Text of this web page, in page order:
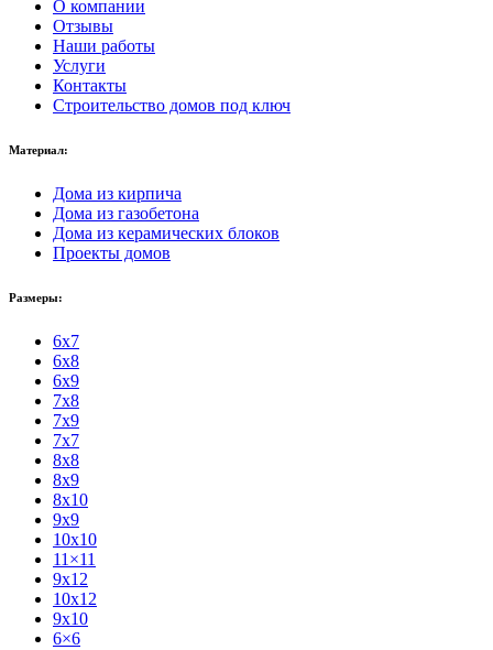
О компании
Отзывы
Наши работы
Услуги
Контакты
Строительство домов под ключ
Материал:
Дома из кирпича
Дома из газобетона
Дома из керамических блоков
Проекты домов
Размеры:
6x7
6x8
6x9
7x8
7x9
7x7
8x8
8x9
8x10
9x9
10x10
11×11
9x12
10x12
9x10
6×6